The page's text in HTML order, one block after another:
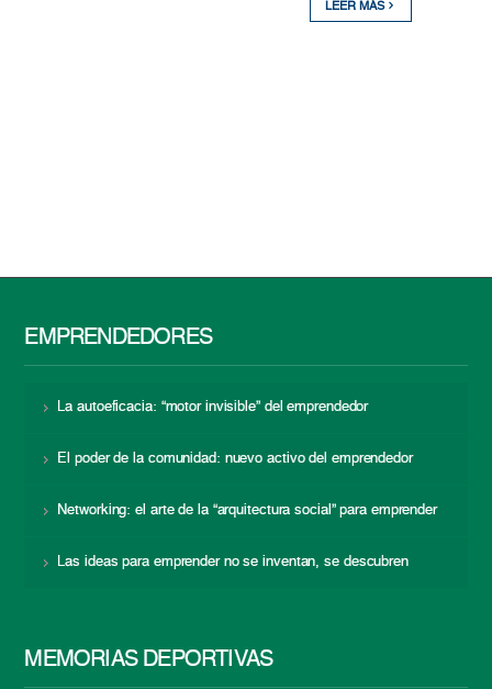
LEER MÁS
EMPRENDEDORES
La autoeficacia: “motor invisible” del emprendedor
El poder de la comunidad: nuevo activo del emprendedor
Networking: el arte de la “arquitectura social” para emprender
Las ideas para emprender no se inventan, se descubren
MEMORIAS DEPORTIVAS